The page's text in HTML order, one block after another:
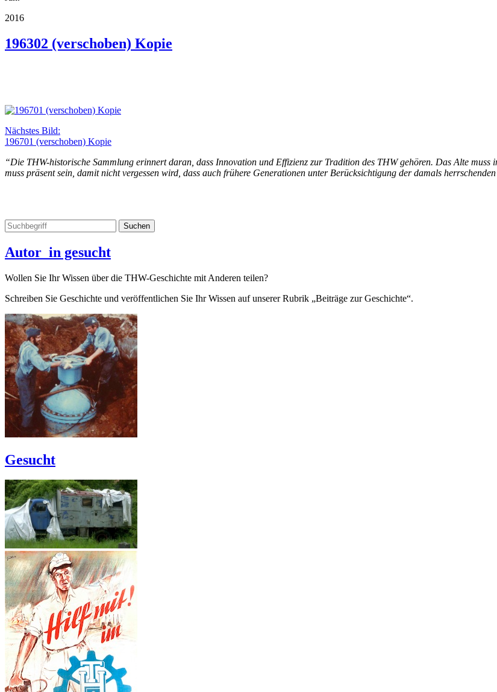
2016
196302 (verschoben) Kopie
Nächstes Bild:
196701 (verschoben) Kopie
“Die THW-historische Sammlung erinnert daran, dass Innovation und Effizienz zur Tradition des THW gehören. Das Alte
muss präsent sein, damit nicht vergessen wird, dass auch frühere Generationen unter Berücksichtigung der damals
Autor_in gesucht
Wollen Sie Ihr Wissen über die THW-Geschichte mit Anderen teilen?
Schreiben Sie Geschichte und veröffentlichen Sie Ihr Wissen auf unserer Rubrik „Beiträge zur Geschichte“.
Gesucht